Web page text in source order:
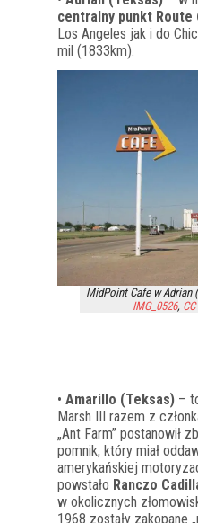
centralny punkt Route
Los Angeles jak i do
mil (1833km).
MidPoint Cafe w Adrian
IMG_0526,
• Amarillo (Teksas) –
Marsh III razem z
„Ant Farm” postanowił
pomnik, który miał
amerykańskiej
powstało Ranczo
w okolicznych
1968 zostały zakopane